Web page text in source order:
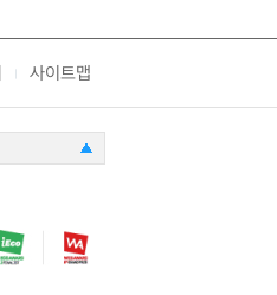
사이트맵